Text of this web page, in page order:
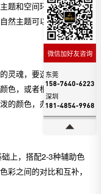
题和空间环境，确定一
然主题可以用绿色调，
灵魂，要选择具有代表
色，或者根据文化墙的
的颜色，办公室可以用
上，搭配2-3种辅助色
彩之间的对比和互补，
微信加好友咨询
东莞
158-7640-6223
深圳
181-4854-9968